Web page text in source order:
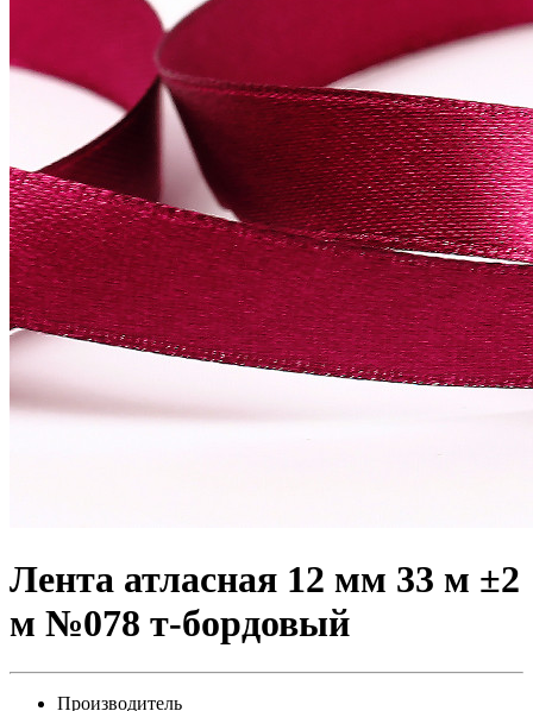
Лента атласная 12 мм 33 м ±2
м №078 т-бордовый
Производитель